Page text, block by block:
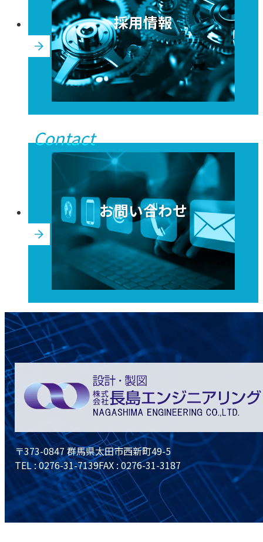
採用情報
Contact
お問い合わせ
〒373-0847 群馬県太田市西新町49-5
TEL :0276-31-7139FAX : 0276-31-3187